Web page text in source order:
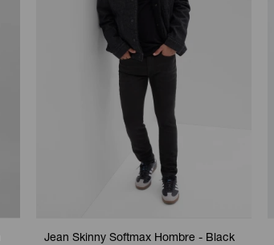
Jean Skinny Softmax Hombre - Black